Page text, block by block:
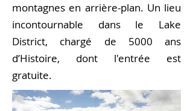
montagnes en arrière-plan. Un lieu
incontournable dans le Lake
District, chargé de 5000 ans
d’Histoire, dont l'entrée est
gratuite.